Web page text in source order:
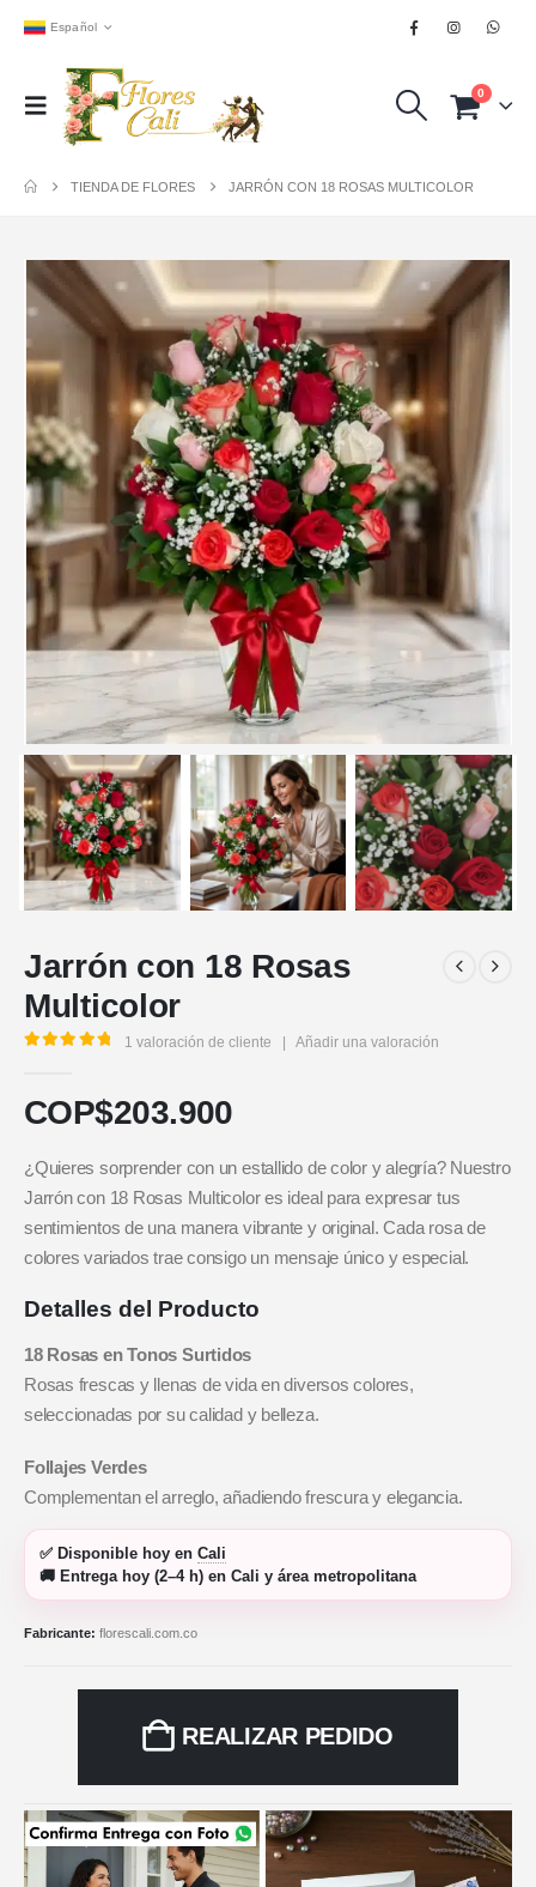
Español
0
TIENDA DE FLORES JARRÓN CON 18 ROSAS MULTICOLOR
Jarrón con 18 Rosas
Multicolor
1 valoración de cliente Añadir una valoración
COP$203.900
¿Quieres sorprender con un estallido de color y alegría? Nuestro
Jarrón con 18 Rosas Multicolor es ideal para expresar tus
sentimientos de una manera vibrante y original. Cada rosa de
colores variados trae consigo un mensaje único y especial.
Detalles del Producto
18 Rosas en Tonos Surtidos
Rosas frescas y llenas de vida en diversos colores,
seleccionadas por su calidad y belleza.
Follajes Verdes
Complementan el arreglo, añadiendo frescura y elegancia.
✅ Disponible hoy en Cali
🚚 Entrega hoy (2–4 h) en Cali y área metropolitana
Fabricante: florescali.com.co
REALIZAR PEDIDO